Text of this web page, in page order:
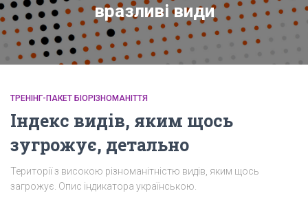
вразливі види
ТРЕНІНГ-ПАКЕТ БІОРІЗНОМАНІТТЯ
Індекс видів, яким щось
зугрожує, детально
Території з високою різноманітністю видів, яким щось
загрожує. Опис індикатора українською.